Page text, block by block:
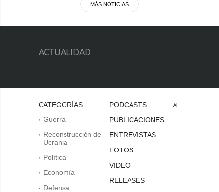
MÁS NOTICIAS
ACTUALIDAD
CATEGORÍAS
Guerra
Reconstrucción de
Ucrania
Política
Economía
Defensa
PODCASTS
PUBLICACIONES
ENTREVISTAS
FOTOS
VIDEO
RELEASES
Al